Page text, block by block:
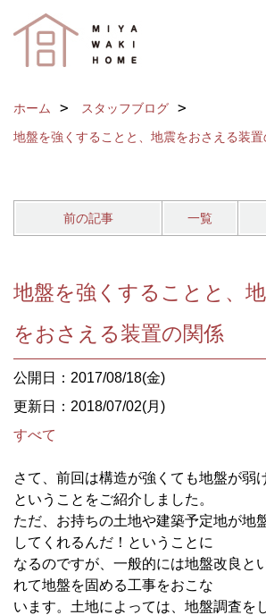
ホーム
スタッフブログ
地盤を強くすることと、地震をおさえる装
前の記事 一覧
地盤を強くすることと、
をおさえる装置の関係
公開日：2017/08/18(金)
更新日：2018/07/02(月)
すべて
さて、前回は構造が強くても地盤が弱
ということをご紹介しました。
ただ、お持ちの土地や建築予定地が地
してくれるんだ！ということに
なるのですが、一般的には地盤改良と
れて地盤を固める工事をおこな
います。土地によっては、地盤調査を